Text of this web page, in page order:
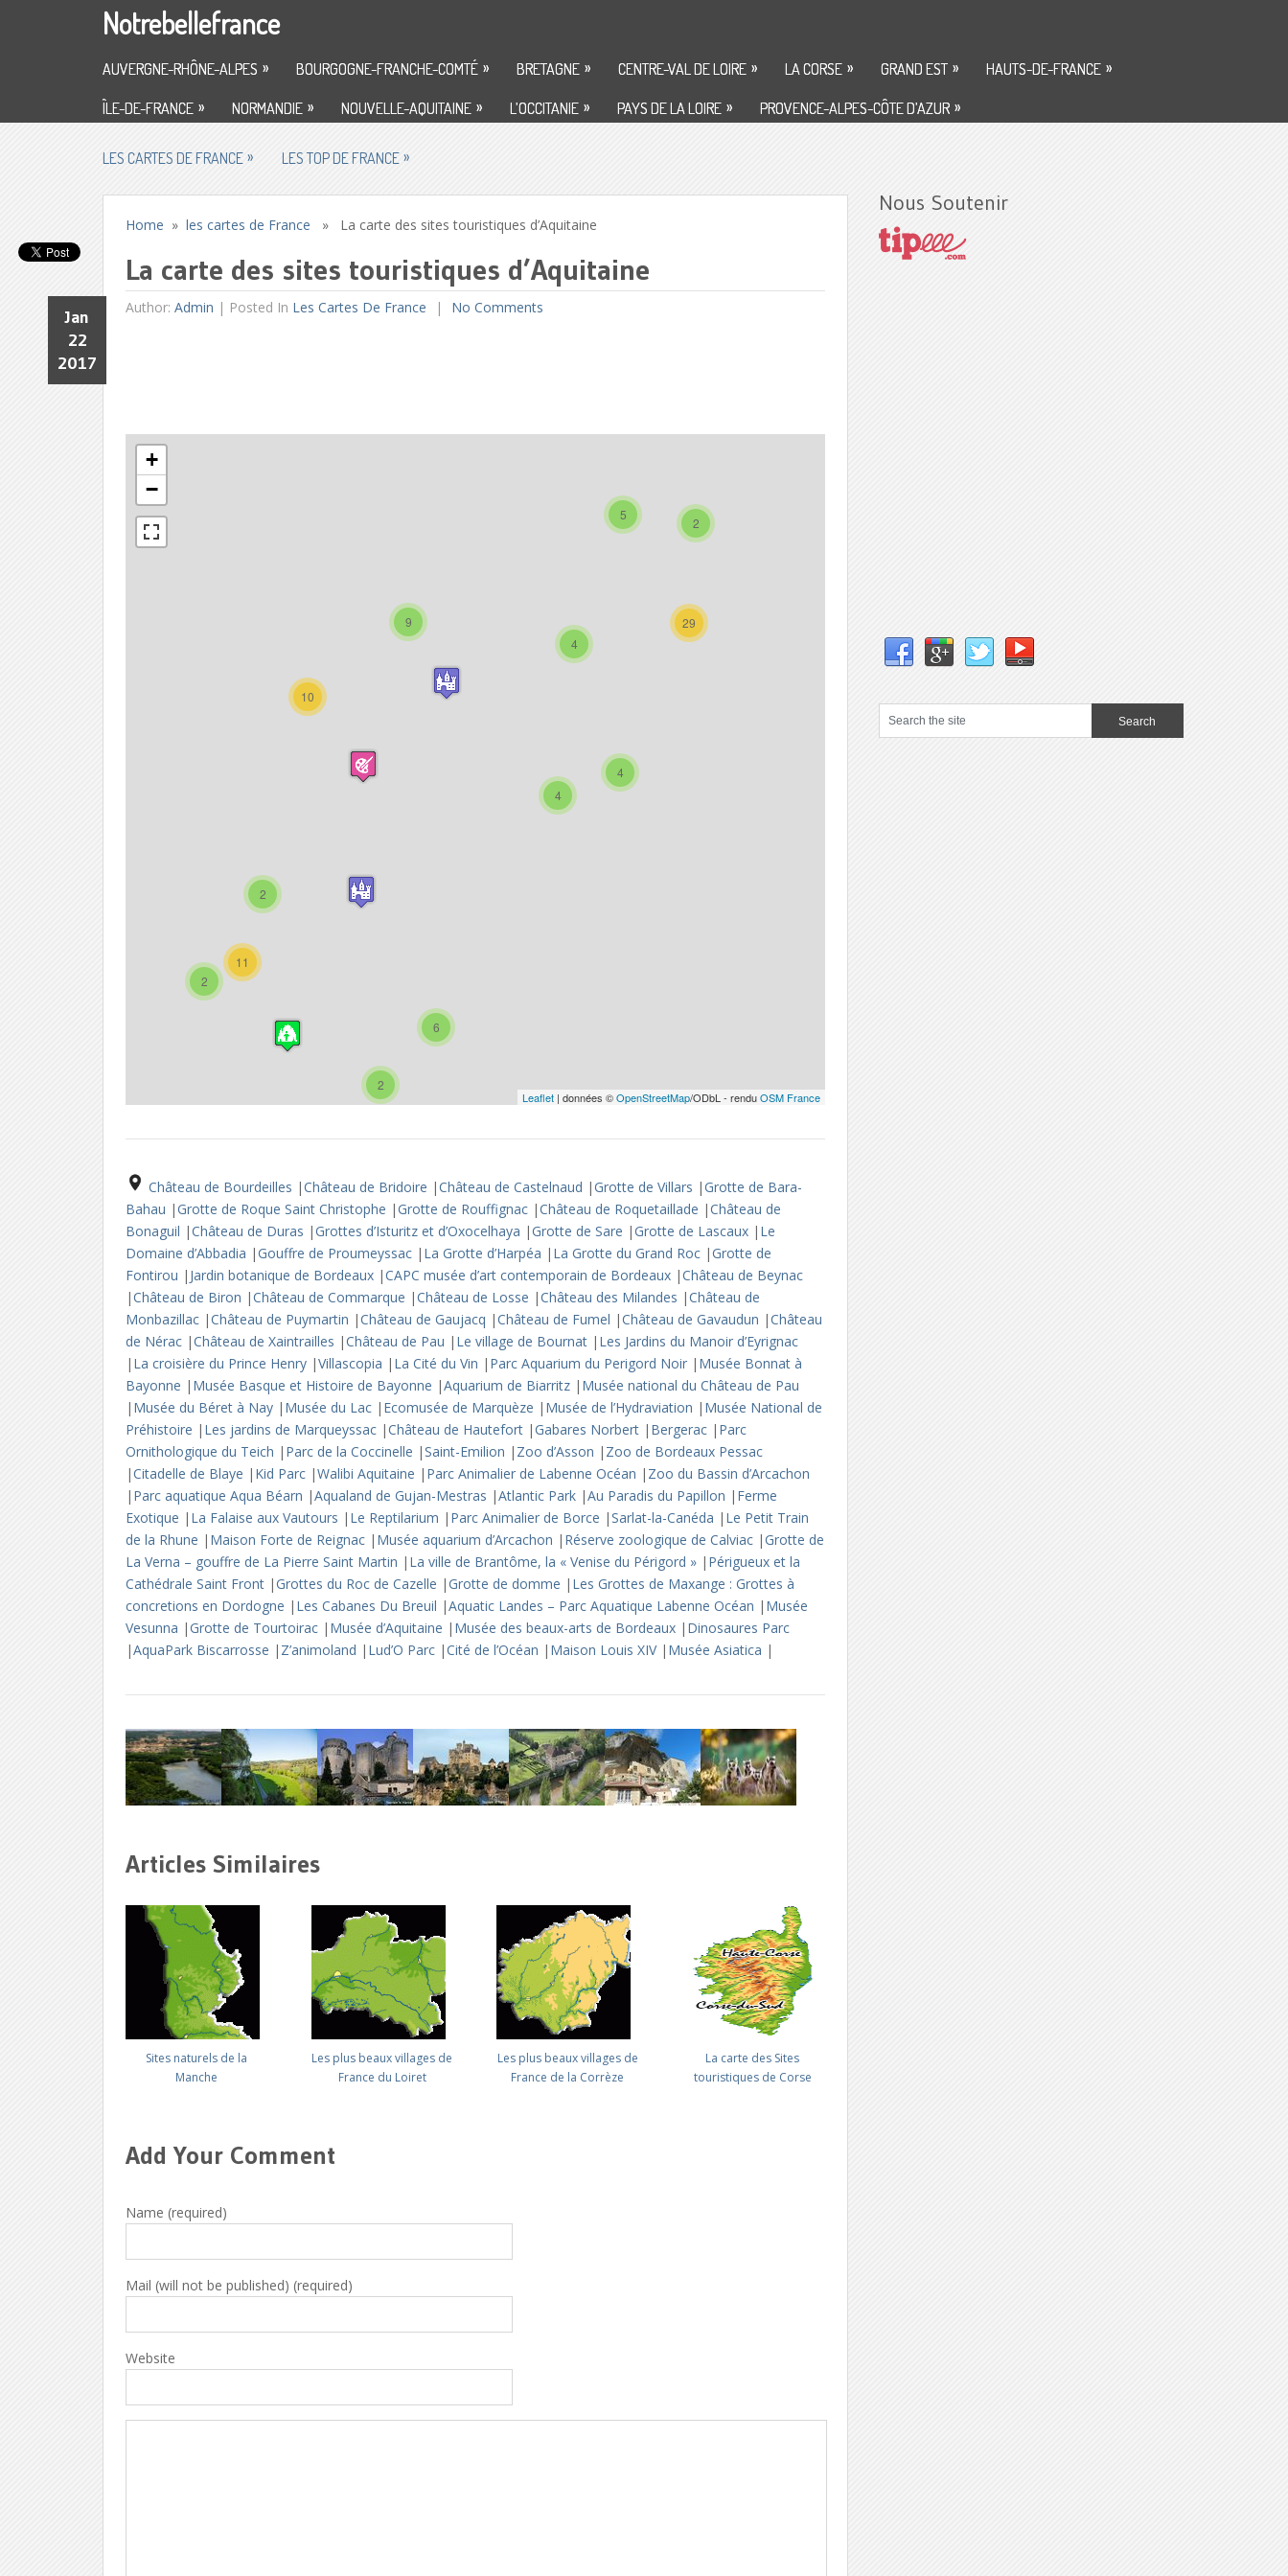
Notrebellefrance
AUVERGNE-RHÔNE-ALPES » BOURGOGNE-FRANCHE-COMTÉ » BRETAGNE » CENTRE-VAL DE LOIRE » LA CORSE » GRAND EST » HAUTS-DE-FRANCE »
ÎLE-DE-FRANCE » NORMANDIE » NOUVELLE-AQUITAINE » L’OCCITANIE » PAYS DE LA LOIRE » PROVENCE-ALPES-CÔTE D’AZUR »
LES CARTES DE FRANCE » LES TOP DE FRANCE »
Home »les cartes de France » La carte des sites touristiques d’Aquitaine
La carte des sites touristiques d’Aquitaine
Author:Admin |
Jan
22
2017
Posted In Les Cartes De France No Comments
2
2
2
6
11
10
4
9
4
29
2
4
5
+
−
Leaflet | données ©OpenStreetMap/ODbL - renduOSM France
Château de Bourdeilles |Château de Bridoire |Château de Castelnaud |Grotte de Villars |Grotte de Bara-
Bahau |Grotte de Roque Saint Christophe |Grotte de Rouffignac |Château de Roquetaillade |Château de
Bonaguil |Château de Duras |Grottes d’Isturitz et d’Oxocelhaya |Grotte de Sare |Grotte de Lascaux | Le
Domaine d’Abbadia |Gouffre de Proumeyssac | La Grotte d’Harpéa | La Grotte du Grand Roc |Grotte de
Fontirou | Jardin botanique de Bordeaux |CAPC musée d’art contemporain de Bordeaux |Château de Beynac
|Château de Biron |Château de Commarque |Château de Losse |Château des Milandes |Château de
Monbazillac |Château de Puymartin |Château de Gaujacq |Château de Fumel |Château de Gavaudun |Château
de Nérac |Château de Xaintrailles |Château de Pau | Le village de Bournat | Les Jardins du Manoir d’Eyrignac
| La croisière du Prince Henry |Villascopia | La Cité du Vin | Parc Aquarium du Perigord Noir | Musée Bonnat à
Bayonne | Musée Basque et Histoire de Bayonne |Aquarium de Biarritz | Musée national du Château de Pau
| Musée du Béret à Nay | Musée du Lac | Ecomusée de Marquèze | Musée de l’Hydraviation | Musée National de
Préhistoire | Les jardins de Marqueyssac |Château de Hautefort |Gabares Norbert | Bergerac | Parc
Ornithologique du Teich | Parc de la Coccinelle |Saint-Emilion | Zoo d’Asson | Zoo de Bordeaux Pessac
|Citadelle de Blaye | Kid Parc |Walibi Aquitaine | Parc Animalier de Labenne Océan | Zoo du Bassin d’Arcachon
| Parc aquatique Aqua Béarn |Aqualand de Gujan-Mestras |Atlantic Park |Au Paradis du Papillon | Ferme
Exotique | La Falaise aux Vautours | Le Reptilarium | Parc Animalier de Borce |Sarlat-la-Canéda | Le Petit Train
de la Rhune | Maison Forte de Reignac | Musée aquarium d’Arcachon | Réserve zoologique de Calviac |Grotte de
La Verna – gouffre de La Pierre Saint Martin | La ville de Brantôme, la « Venise du Périgord » | Périgueux et la
Cathédrale Saint Front |Grottes du Roc de Cazelle |Grotte de domme | Les Grottes de Maxange : Grottes à
concretions en Dordogne | Les Cabanes Du Breuil |Aquatic Landes – Parc Aquatique Labenne Océan | Musée
Vesunna |Grotte de Tourtoirac | Musée d’Aquitaine | Musée des beaux-arts de Bordeaux | Dinosaures Parc
|AquaPark Biscarrosse | Z’animoland | Lud’O Parc |Cité de l’Océan | Maison Louis XIV | Musée Asiatica |
Articles Similaires
Sites naturels de la
Manche
Les plus beaux villages de
France du Loiret
Les plus beaux villages de
France de la Corrèze
La carte des Sites
touristiques de Corse
Add Your Comment
Name (required)
Mail (will not be published) (required)
Website
Nous Soutenir